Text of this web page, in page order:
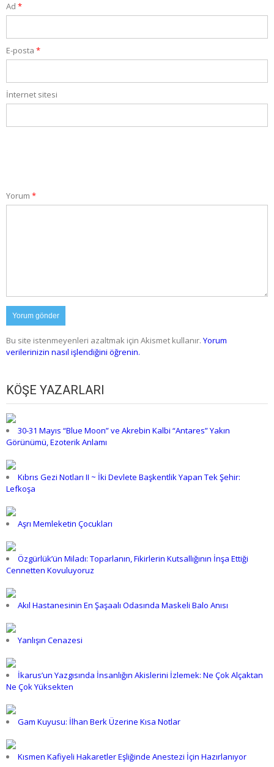
Ad *
E-posta *
İnternet sitesi
Yorum *
Bu site istenmeyenleri azaltmak için Akismet kullanır. Yorum
verilerinizin nasıl işlendiğini öğrenin.
KÖŞE YAZARLARI
30-31 Mayıs “Blue Moon” ve Akrebin Kalbi “Antares” Yakın
Görünümü, Ezoterik Anlamı
Kıbrıs Gezi Notları II ~ İki Devlete Başkentlik Yapan Tek Şehir:
Lefkoşa
Aşrı Memleketin Çocukları
Özgürlük’ün Miladı: Toparlanın, Fikirlerin Kutsallığının İnşa Ettiği
Cennetten Kovuluyoruz
Akıl Hastanesinin En Şaşaalı Odasında Maskeli Balo Anısı
Yanlışın Cenazesi
İkarus’un Yazgısında İnsanlığın Akislerini İzlemek: Ne Çok Alçaktan
Ne Çok Yüksekten
Gam Kuyusu: İlhan Berk Üzerine Kısa Notlar
Kısmen Kafiyeli Hakaretler Eşliğinde Anestezi İçin Hazırlanıyor